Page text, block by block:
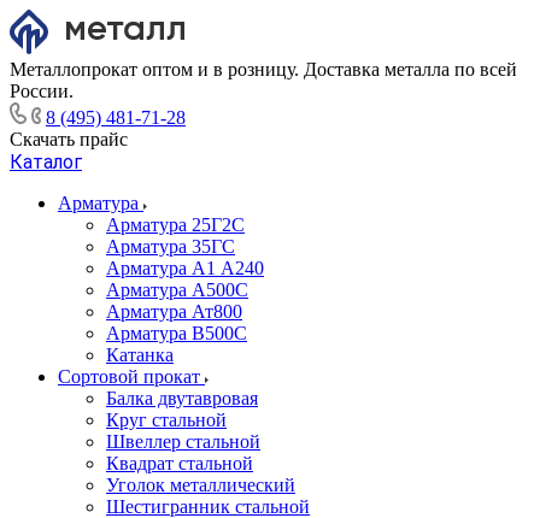
Металлопрокат оптом и в розницу. Доставка металла по всей
России.
8 (495) 481-71-28
Скачать прайс
Каталог
Арматура
Арматура 25Г2С
Арматура 35ГС
Арматура А1 А240
Арматура А500С
Арматура Ат800
Арматура В500С
Катанка
Сортовой прокат
Балка двутавровая
Круг стальной
Швеллер стальной
Квадрат стальной
Уголок металлический
Шестигранник стальной